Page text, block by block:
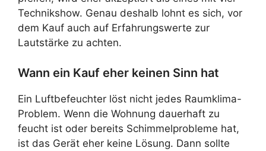
Technikshow. Genau deshalb lohnt es sich, vor
dem Kauf auch auf Erfahrungswerte zur
Lautstärke zu achten.
Wann ein Kauf eher keinen Sinn hat
Ein Luftbefeuchter löst nicht jedes Raumklima-
Problem. Wenn die Wohnung dauerhaft zu
feucht ist oder bereits Schimmelprobleme hat,
ist das Gerät eher keine Lösung. Dann sollte